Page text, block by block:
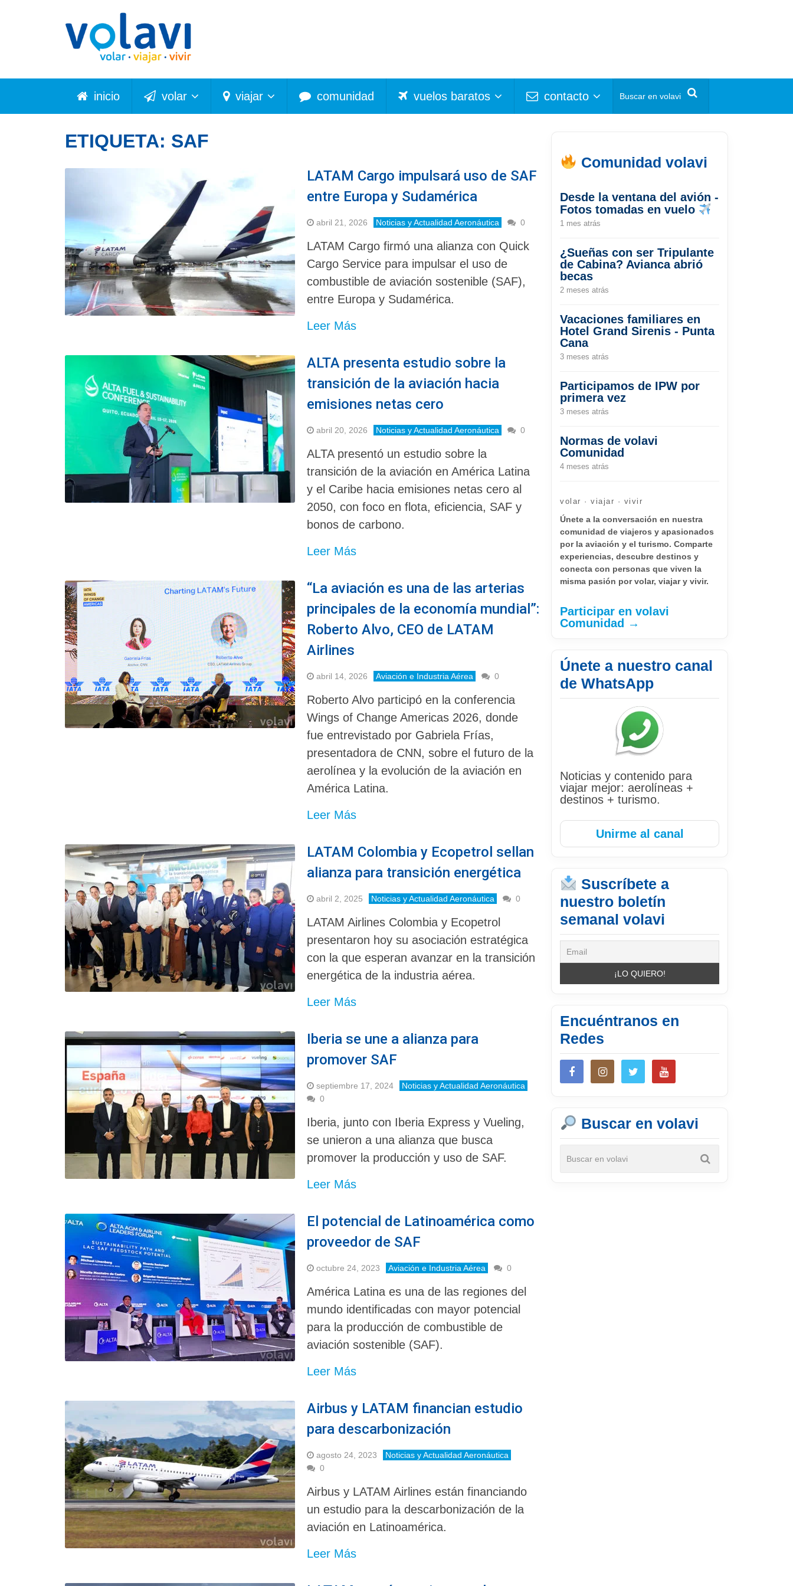
inicio volar viajar comunidad vuelos baratos contacto
ETIQUETA: SAF
LATAM Cargo impulsará uso de SAF
entre Europa y Sudamérica
abril 21, 2026 Noticias y Actualidad Aeronáutica 0
LATAM Cargo firmó una alianza con Quick
Cargo Service para impulsar el uso de
combustible de aviación sostenible (SAF),
entre Europa y Sudamérica.
Leer Más
ALTA presenta estudio sobre la
transición de la aviación hacia
emisiones netas cero
abril 20, 2026 Noticias y Actualidad Aeronáutica 0
ALTA presentó un estudio sobre la
transición de la aviación en América Latina
y el Caribe hacia emisiones netas cero al
2050, con foco en flota, eficiencia, SAF y
bonos de carbono.
Leer Más
“La aviación es una de las arterias
principales de la economía mundial”:
Roberto Alvo, CEO de LATAM
Airlines
abril 14, 2026 Aviación e Industria Aérea 0
Roberto Alvo participó en la conferencia
Wings of Change Americas 2026, donde
fue entrevistado por Gabriela Frías,
presentadora de CNN, sobre el futuro de la
aerolínea y la evolución de la aviación en
América Latina.
Leer Más
LATAM Colombia y Ecopetrol sellan
alianza para transición energética
abril 2, 2025 Noticias y Actualidad Aeronáutica 0
LATAM Airlines Colombia y Ecopetrol
presentaron hoy su asociación estratégica
con la que esperan avanzar en la transición
energética de la industria aérea.
Leer Más
Iberia se une a alianza para
promover SAF
septiembre 17, 2024
Noticias y Actualidad Aeronáutica
0
Iberia, junto con Iberia Express y Vueling,
se unieron a una alianza que busca
promover la producción y uso de SAF.
Leer Más
El potencial de Latinoamérica como
proveedor de SAF
octubre 24, 2023 Aviación e Industria Aérea 0
América Latina es una de las regiones del
mundo identificadas con mayor potencial
para la producción de combustible de
aviación sostenible (SAF).
Leer Más
Airbus y LATAM financian estudio
para descarbonización
agosto 24, 2023
Noticias y Actualidad Aeronáutica
0
Airbus y LATAM Airlines están financiando
un estudio para la descarbonización de la
aviación en Latinoamérica.
Leer Más
Comunidad volavi
Desde la ventana del avión -
Fotos tomadas en vuelo
1 mes atrás
¿Sueñas con ser Tripulante
de Cabina? Avianca abrió
becas
2 meses atrás
Vacaciones familiares en
Hotel Grand Sirenis - Punta
Cana
3 meses atrás
Participamos de IPW por
primera vez
3 meses atrás
Normas de volavi
Comunidad
4 meses atrás
volar · viajar · vivir
Únete a la conversación en nuestra
comunidad de viajeros y apasionados
por la aviación y el turismo. Comparte
experiencias, descubre destinos y
conecta con personas que viven la
misma pasión por volar, viajar y vivir.
Participar en volavi
Comunidad →
Únete a nuestro canal
de WhatsApp
Noticias y contenido para
viajar mejor: aerolíneas +
destinos + turismo.
Unirme al canal
Suscríbete a
nuestro boletín
semanal volavi
Encuéntranos en
Redes
Buscar en volavi